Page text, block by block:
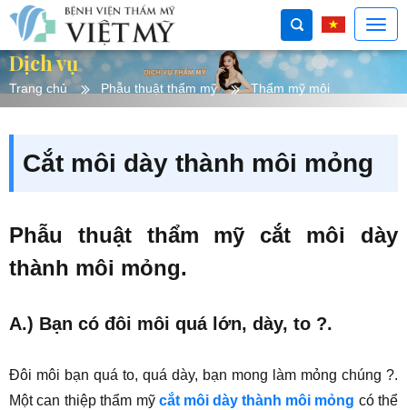
Dịch vụ
Trang chủ Phẫu thuật thẩm mỹ Thẩm mỹ môi
Cắt môi dày thành môi mỏng
Phẫu thuật thẩm mỹ cắt môi dày
thành môi mỏng.
A.) Bạn có đôi môi quá lớn, dày, to ?.
Đôi môi bạn quá to, quá dày, bạn mong làm mỏng chúng ?.
Một can thiệp thẩm mỹcắt môi dày thành môi mỏng có thể